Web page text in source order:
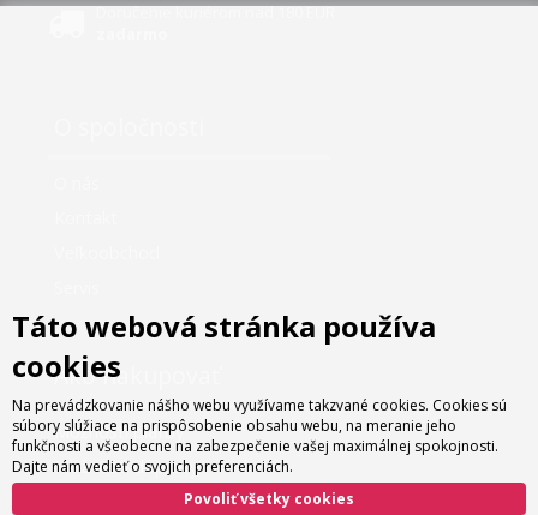
Doručenie kuriérom nad 180 EUR
Ako nakupovať
Možnosti platby
Možnosti dopravy
Obchodné podmienky
Táto webová stránka používa
cookies
Na prevádzkovanie nášho webu využívame takzvané cookies. Cookies sú
súbory slúžiace na prispôsobenie obsahu webu, na meranie jeho
funkčnosti a všeobecne na zabezpečenie vašej maximálnej spokojnosti.
Dajte nám vedieť o svojich preferenciách.
Povoliť všetky cookies